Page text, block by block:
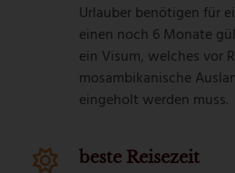
Urlauber benötigen für
einen noch 6 Monate
ein Visum, welches vor
mosambikanische
eingeholt werden muss.
beste Reisezeit